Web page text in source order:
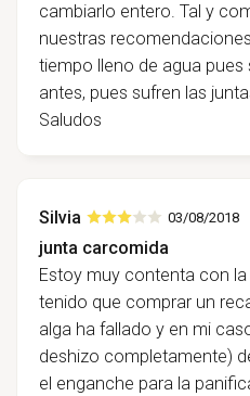
cambiarlo entero. Tal y
nuestras
tiempo lleno de agua
antes, pues sufren las
Saludos
Silvia 03/08/2018
junta carcomida
Estoy muy contenta con
tenido que comprar un
alga ha fallado y en mi
deshizo completamente)
el enganche para la